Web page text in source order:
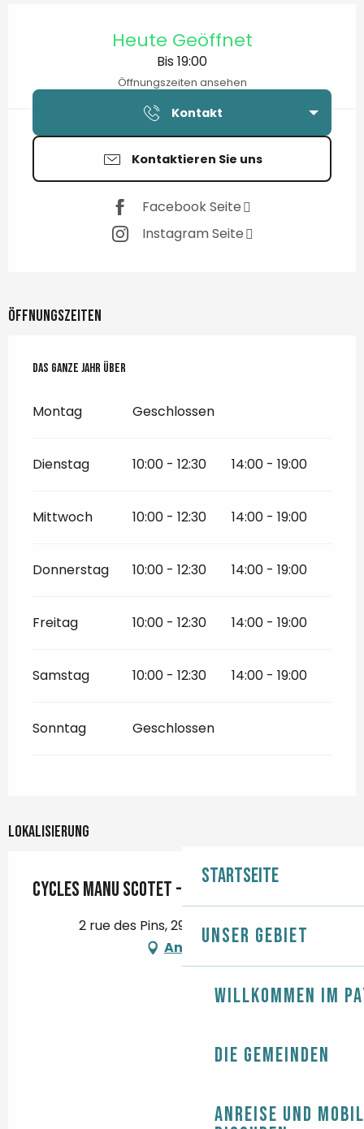
Startseite
Unser Gebiet
Willkommen im
Die Gemeinden
Anreise und
Heute Geöffnet
Bis 19:00
Öffnungszeiten ansehen
Kontakt
Kontaktieren Sie uns
Facebook Seite
Instagram Seite
Öffnungszeiten
Das ganze Jahr über
Das ganze Jahr über
Montag Geschlossen
Dienstag 10:00 - 12:30 14:00 - 19:00
Mittwoch 10:00 - 12:30 14:00 - 19:00
Donnerstag 10:00 - 12:30 14:00 - 19:00
Freitag 10:00 - 12:30 14:00 - 19:00
Samstag 10:00 - 12:30 14:00 - 19:00
Sonntag Geschlossen
Lokalisierung
Cycles Manu Scotet - Giant
2 rue des Pins, 29120 Pont-l'Abbé
Anfahrt